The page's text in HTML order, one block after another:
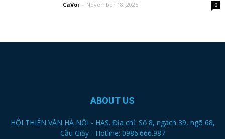
CaVoi - November 18, 2025 0
ABOUT US
HỘI THIÊN VĂN HÀ NỘI - HAS. Địa chỉ: Số 8, ngách 39, ngõ 68,
Cầu Giầy - Hotline: 0986.666.987